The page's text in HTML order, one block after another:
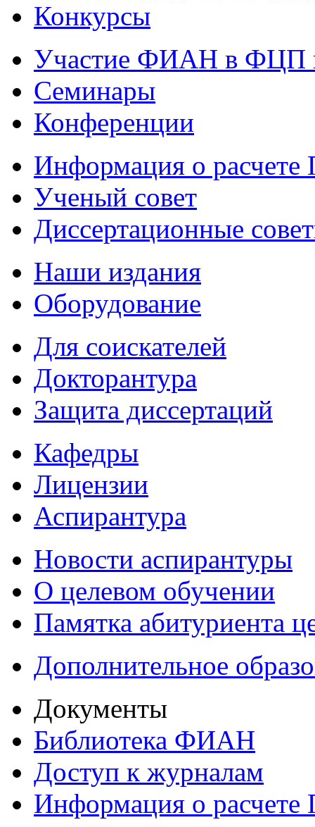
Конкурсы
Участие ФИАН в ФЦП
Семинары
Конференции
Информация о
Ученый совет
Диссертационные
Наши издания
Оборудование
Для соискателей
Докторантура
Защита диссертаций
Кафедры
Лицензии
Аспирантура
Новости аспирантуры
О целевом обучении
Памятка абитуриента
Дополнительное
Документы
Библиотека ФИАН
Доступ к журналам
Информация о